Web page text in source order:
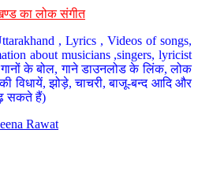
का लोक संगीत
, Lyrics , Videos of songs,
about musicians ,singers, lyricist
के बोल, गाने डाउनलोड के लिंक, लोक
विधायें, झोड़े, चाचरी, बाजू-बन्द आदि और
सकते हैं)
Rawat